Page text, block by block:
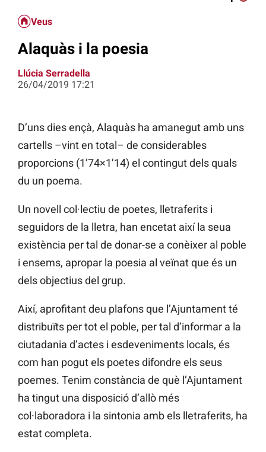
Veus
Alaquàs i la poesia
Llúcia Serradella
26/04/2019 17:21
D’uns dies ençà, Alaquàs ha amanegut amb uns
cartells –vint en total– de considerables
proporcions (1’74×1’14) el contingut dels quals
du un poema.
Un novell col·lectiu de poetes, lletraferits i
seguidors de la lletra, han encetat així la seua
existència per tal de donar-se a conèixer al poble
i ensems, apropar la poesia al veïnat que és un
dels objectius del grup.
Així, aprofitant deu plafons que l’Ajuntament té
distribuïts per tot el poble, per tal d’informar a la
ciutadania d’actes i esdeveniments locals, és
com han pogut els poetes difondre els seus
poemes. Tenim constància de què l’Ajuntament
ha tingut una disposició d’allò més
col·laboradora i la sintonia amb els lletraferits, ha
estat completa.